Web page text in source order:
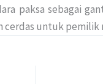
sebagai
cerdas untuk pemilik